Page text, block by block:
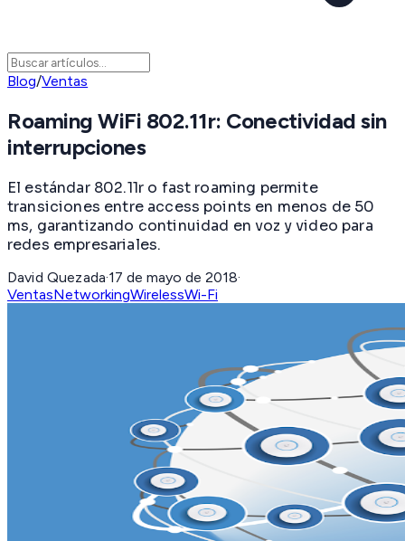
Blog/Ventas
Roaming WiFi 802.11r: Conectividad sin
interrupciones
El estándar 802.11r o fast roaming permite
transiciones entre access points en menos de 50
ms, garantizando continuidad en voz y video para
redes empresariales.
David Quezada·17 de mayo de 2018·
VentasNetworkingWirelessWi-Fi